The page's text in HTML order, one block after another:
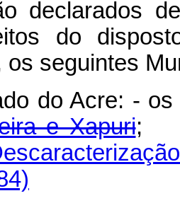
declarados
do
os seguintes
do Acre: -
e Xapuri